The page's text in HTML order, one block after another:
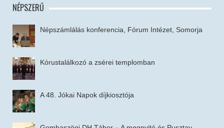
NÉPSZERŰ
Népszámlálás konferencia, Fórum Intézet, Somorja
Kórustalálkozó a zsérei templomban
A 48. Jókai Napok díjkiosztója